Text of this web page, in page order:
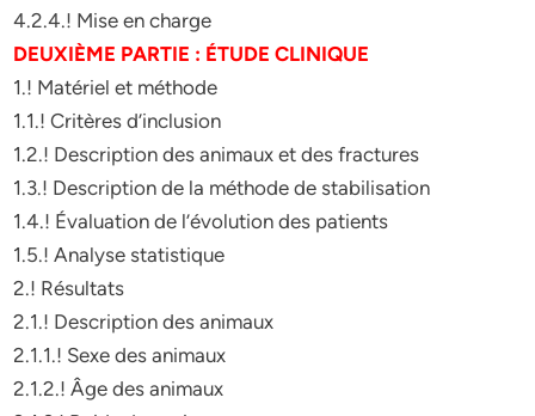
4.2.4.! Mise en charge
DEUXIÈME PARTIE : ÉTUDE CLINIQUE
1.! Matériel et méthode
1.1.! Critères d’inclusion
1.2.! Description des animaux et des fractures
1.3.! Description de la méthode de stabilisation
1.4.! Évaluation de l’évolution des patients
1.5.! Analyse statistique
2.! Résultats
2.1.! Description des animaux
2.1.1.! Sexe des animaux
2.1.2.! Âge des animaux